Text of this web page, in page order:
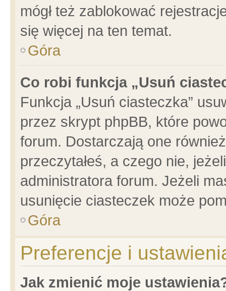
mógł też zablokować
się więcej na ten temat.
Góra
Co robi funkcja „Usuń
Funkcja „Usuń ciasteczka”
przez skrypt phpBB, które
forum. Dostarczają one
przeczytałeś, a czego nie,
administratora forum. Jeżeli
usunięcie ciasteczek może
Góra
Preferencje i
Jak zmienić moje